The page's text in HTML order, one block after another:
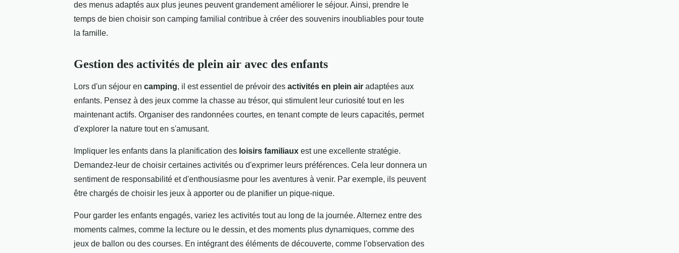
des menus adaptés aux plus jeunes peuvent grandement améliorer le séjour. Ainsi, prendre le
temps de bien choisir son camping familial contribue à créer des souvenirs inoubliables pour toute
la famille.
Gestion des activités de plein air avec des enfants
Lors d'un séjour en camping, il est essentiel de prévoir des activités en plein air adaptées aux
enfants. Pensez à des jeux comme la chasse au trésor, qui stimulent leur curiosité tout en les
maintenant actifs. Organiser des randonnées courtes, en tenant compte de leurs capacités, permet
d'explorer la nature tout en s'amusant.
Impliquer les enfants dans la planification des loisirs familiaux est une excellente stratégie.
Demandez-leur de choisir certaines activités ou d'exprimer leurs préférences. Cela leur donnera un
sentiment de responsabilité et d'enthousiasme pour les aventures à venir. Par exemple, ils peuvent
être chargés de choisir les jeux à apporter ou de planifier un pique-nique.
Pour garder les enfants engagés, variez les activités tout au long de la journée. Alternez entre des
moments calmes, comme la lecture ou le dessin, et des moments plus dynamiques, comme des
jeux de ballon ou des courses. En intégrant des éléments de découverte, comme l'observation des